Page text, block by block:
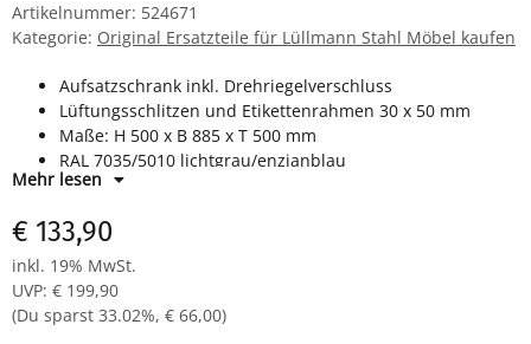
Artikelnummer: 524671
Kategorie: Original Ersatzteile für Lüllmann Stahl Möbel kaufen
Aufsatzschrank inkl. Drehriegelverschluss
Lüftungsschlitzen und Etikettenrahmen 30 x 50 mm
Maße: H 500 x B 885 x T 500 mm
RAL 7035/5010 lichtgrau/enzianblau
komplett montiert, keine Montage notwendig
Mehr lesen
€ 133,90
inkl. 19% MwSt.
UVP: € 199,90
(Du sparst 33.02%, € 66,00)